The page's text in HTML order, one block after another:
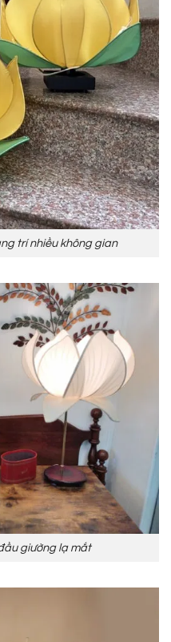
trí nhiều không gian
giường lạ mắt